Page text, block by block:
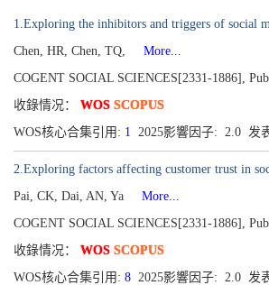
1.Exploring the inhibitors and triggers of social
Chen, HR, Chen, TQ,
More...
COGENT SOCIAL SCIENCES[2331-1886],
收錄情况： WOS SCOPUS
WOS核心合集引用: 1 2025影響因子: 2.0 发
2.Exploring factors affecting customer trust in
Pai, CK, Dai, AN, Ya
More...
COGENT SOCIAL SCIENCES[2331-1886],
收錄情况： WOS SCOPUS
WOS核心合集引用: 8 2025影響因子: 2.0 发